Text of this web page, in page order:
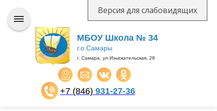
Версия для слабовидящих
МБОУ Школа № 34
г.о.Самары
г. Самара, ул.Изыскательская, 28
+7 (846) 931-27-36